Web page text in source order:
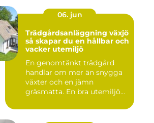
06. jun
Trädgårdsanläggning växjö
så skapar du en hållbar och
vacker utemiljö
En genomtänkt trädgård
handlar om mer än snygga
växter och en jämn
gräsmatta. En bra utemiljö